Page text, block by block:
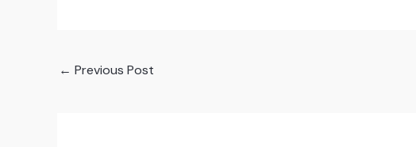
← Previous Post